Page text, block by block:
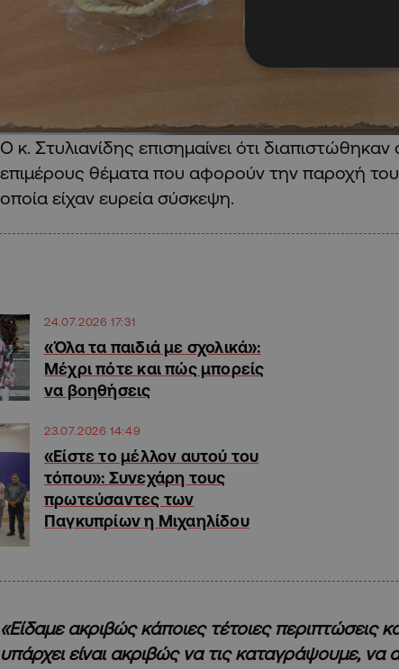
Ο κ. Στυλιανίδης επισημαίνει ότι
επιμέρους θέματα που αφορούν την παροχή
οποία είχαν ευρεία σύσκεψη.
24.07.2026 17:31
«Όλα τα παιδιά με σχολικά»:
Μέχρι πότε και πώς μπορείς
να βοηθήσεις
23.07.2026 14:49
«Είστε το μέλλον αυτού του
τόπου»: Συνεχάρη τους
πρωτεύσαντες των
Παγκυπρίων η Μιχαηλίδου
«Είδαμε ακριβώς κάποιες τέτοιες περιπτώσεις
υπάρχει είναι ακριβώς να τις καταγράψουμε, να